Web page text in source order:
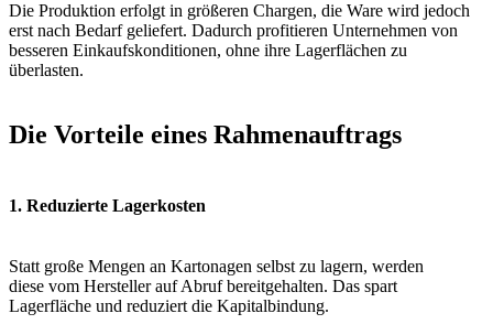
Die Produktion erfolgt in größeren Chargen, die Ware wird jedoch
erst nach Bedarf geliefert. Dadurch profitieren Unternehmen von
besseren Einkaufskonditionen, ohne ihre Lagerflächen zu
überlasten.
Die Vorteile eines Rahmenauftrags
1. Reduzierte Lagerkosten
Statt große Mengen an Kartonagen selbst zu lagern, werden
diese vom Hersteller auf Abruf bereitgehalten. Das spart
Lagerfläche und reduziert die Kapitalbindung.